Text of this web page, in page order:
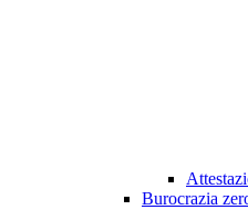
Burocrazia